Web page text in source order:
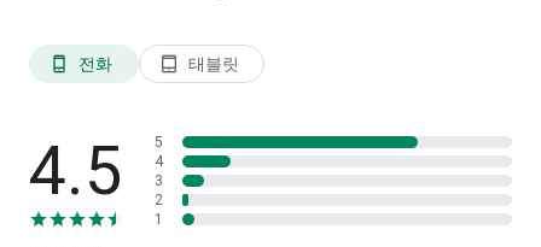
phone_android 전화 tablet_android 태블릿
4.5
5
4
3
2
1